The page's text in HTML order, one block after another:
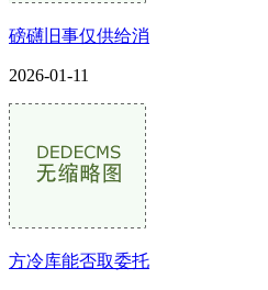
磅礴旧事仅供给消
2026-01-11
方冷库能否取委托